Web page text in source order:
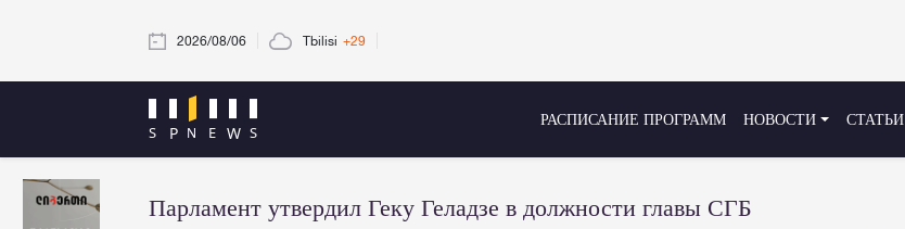
2026/08/06 Tbilisi +29
РАСПИСАНИЕ ПРОГРАММ НОВОСТИ СТАТЬИ
Парламент утвердил Геку Геладзе в должности главы СГБ